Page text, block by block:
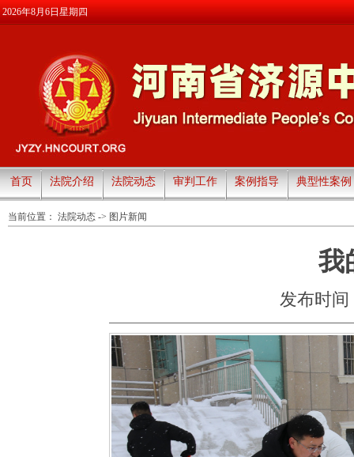
2026年8月6日星期四
首页 法院介绍 法院动态 审判工作 案例指导 典型性案例
当前位置： 法院动态 -> 图片新闻
我
发布时间